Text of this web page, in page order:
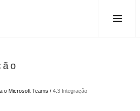
o Microsoft Teams / 4.3 Integração